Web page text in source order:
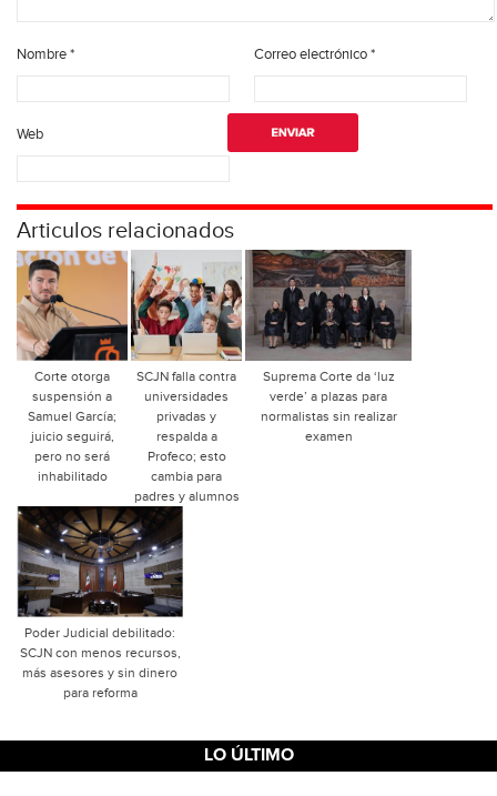
Nombre* Correo electrónico*
Web
Articulos relacionados
Corte otorga
suspensión a
Samuel García;
juicio seguirá,
pero no será
inhabilitado
SCJN falla contra
universidades
privadas y
respalda a
Profeco; esto
cambia para
padres y alumnos
Suprema Corte da ‘luz
verde’ a plazas para
normalistas sin realizar
examen
Poder Judicial debilitado:
SCJN con menos recursos,
más asesores y sin dinero
para reforma
LO ÚLTIMO